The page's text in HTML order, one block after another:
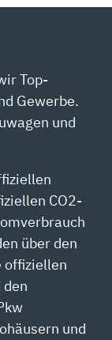
Top-
Gewerbe.
und
CO2-
über den
offiziellen
und